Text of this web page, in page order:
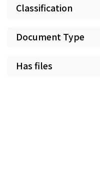
Classification
Document Type
Has files